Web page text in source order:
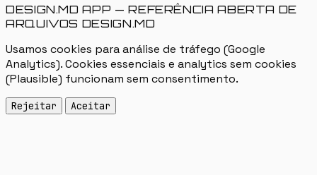
DESIGN.MD APP — REFERÊNCIA ABERTA DE
ARQUIVOS DESIGN.MD
Usamos cookies para análise de tráfego (Google
Analytics). Cookies essenciais e analytics sem cookies
(Plausible) funcionam sem consentimento.
Rejeitar Aceitar